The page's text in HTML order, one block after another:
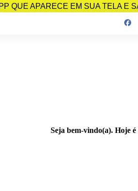
QUE APARECE EM SUA TELA E
Seja bem-vindo(a). Hoje é